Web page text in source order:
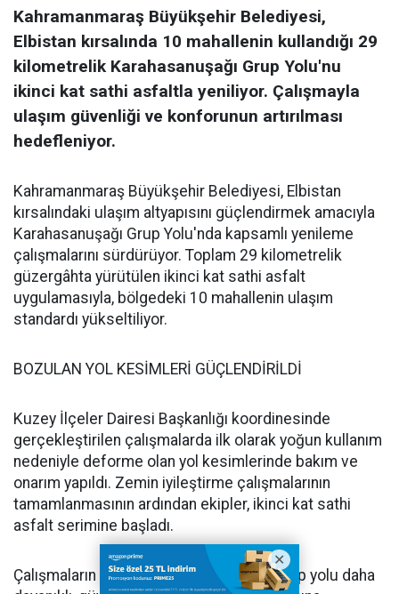
Kahramanmaraş Büyükşehir Belediyesi,
Elbistan kırsalında 10 mahallenin kullandığı 29
kilometrelik Karahasanuşağı Grup Yolu'nu
ikinci kat sathi asfaltla yeniliyor. Çalışmayla
ulaşım güvenliği ve konforunun artırılması
hedefleniyor.
Kahramanmaraş Büyükşehir Belediyesi, Elbistan
kırsalındaki ulaşım altyapısını güçlendirmek amacıyla
Karahasanuşağı Grup Yolu'nda kapsamlı yenileme
çalışmalarını sürdürüyor. Toplam 29 kilometrelik
güzergâhta yürütülen ikinci kat sathi asfalt
uygulamasıyla, bölgedeki 10 mahallenin ulaşım
standardı yükseltiliyor.
BOZULAN YOL KESİMLERİ GÜÇLENDİRİLDİ
Kuzey İlçeler Dairesi Başkanlığı koordinesinde
gerçekleştirilen çalışmalarda ilk olarak yoğun kullanım
nedeniyle deforme olan yol kesimlerinde bakım ve
onarım yapıldı. Zemin iyileştirme çalışmalarının
tamamlanmasının ardından ekipler, ikinci kat sathi
asfalt serimine başladı.
Çalışmaların tamamlanmasıyla birlikte grup yolu daha